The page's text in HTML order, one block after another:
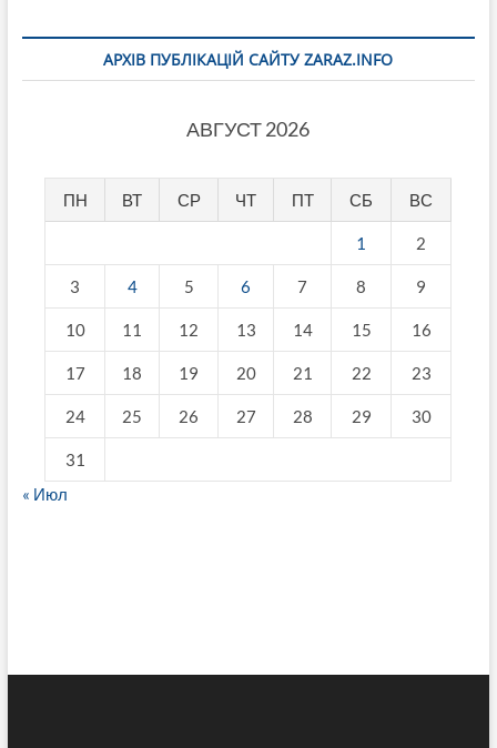
АРХІВ ПУБЛІКАЦІЙ САЙТУ ZARAZ.INFO
АВГУСТ 2026
ПН ВТ СР ЧТ ПТ СБ ВС
1 2
3 4 5 6 7 8 9
10 11 12 13 14 15 16
17 18 19 20 21 22 23
24 25 26 27 28 29 30
31
« Июл